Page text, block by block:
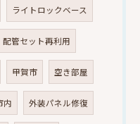
ライトロックベース
配管セット再利用
甲賀市 空き部屋
内 外装パネル修復